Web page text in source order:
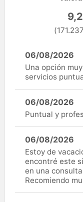
06/08/2026
Una opción
servicios
06/08/2026
Puntual y
06/08/2026
Estoy de
encontré este
en una
Recomiendo